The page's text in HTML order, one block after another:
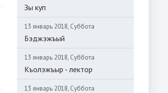
Зы куп
13 январь 2018, Суббота
Бэджэжъый
13 январь 2018, Суббота
Къолэжъыр - лектор
13 январь 2018, Суббота